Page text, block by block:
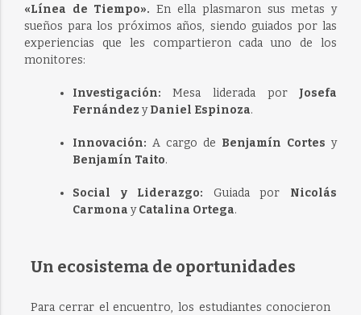
«Línea de Tiempo». En ella plasmaron sus metas y
sueños para los próximos años, siendo guiados por las
experiencias que les compartieron cada uno de los
monitores:
Investigación: Mesa liderada por Josefa
Fernández yDaniel Espinoza.
Innovación: A cargo de Benjamín Cortes y
Benjamín Taito.
Social y Liderazgo: Guiada por Nicolás
Carmona yCatalina Ortega.
Un ecosistema de oportunidades
Para cerrar el encuentro, los estudiantes conocieron